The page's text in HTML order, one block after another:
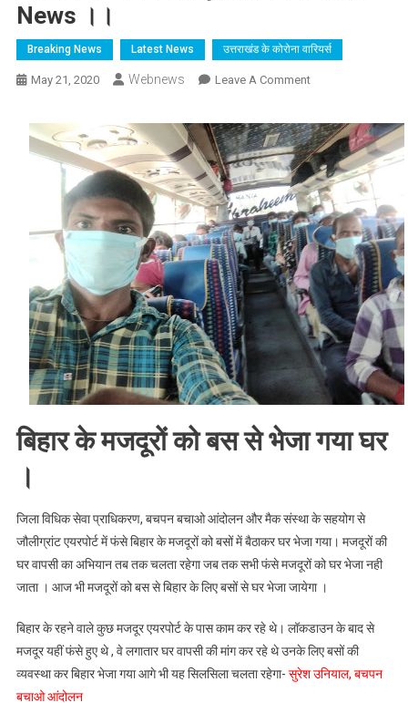
News ।।
Breaking News Latest News उत्तराखंड के कोरोना वारियर्स
May 21, 2020 Webnews Leave A CommentOn
से
जौलीग्रांट
एयरपोर्ट
में
फंसे
मजदूरों
को
बिहार
भेजा
जाने
क्या
है
पूरी
ख़बर
Web
बिहार के मजदूरों को बस से भेजा गया घर
।
जिला विधिक सेवा प्राधिकरण, बचपन बचाओ आंदोलन और मैक संस्था के सहयोग से
जौलीग्रांट एयरपोर्ट में फंसे बिहार के मजदूरों को बसों में बैठाकर घर भेजा गया। मजदूरों की
घर वापसी का अभियान तब तक चलता रहेगा जब तक सभी फंसे मजदूरों को घर भेजा नही
जाता । आज भी मजदूरों को बस से बिहार के लिए बसों से घर भेजा जायेगा ।
बिहार के रहने वाले कुछ मजदूर एयरपोर्ट के पास काम कर रहे थे। लॉकडाउन के बाद से
मजदूर यहीं फंसे हुए थे , वे लगातार घर वापसी की मांग कर रहे थे उनके लिए बसों की
व्यवस्था कर बिहार भेजा गया आगे भी यह सिलसिला चलता रहेगा- सुरेश उनियाल, बचपन
बचाओ आंदोलन